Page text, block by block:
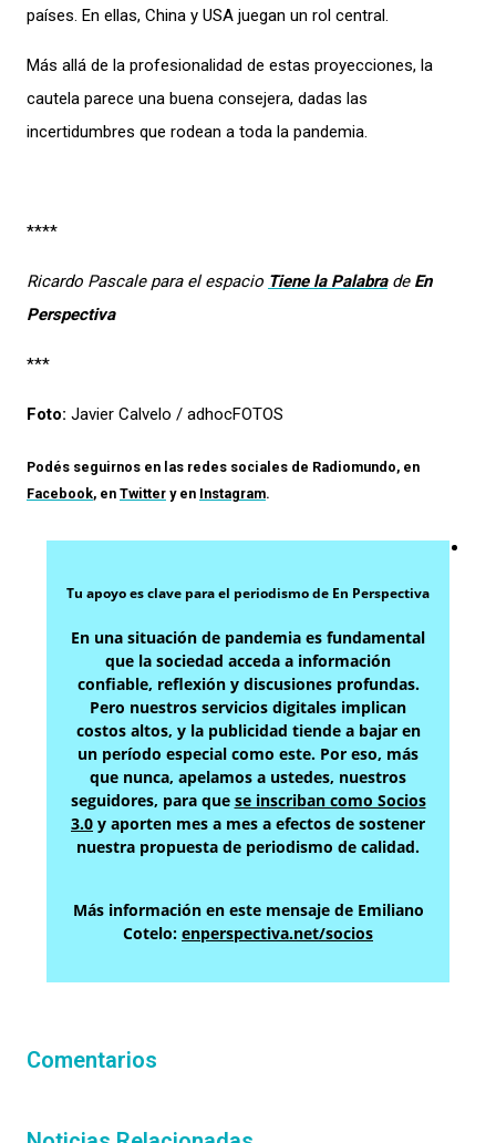
países. En ellas, China y USA juegan un rol central.
Más allá de la profesionalidad de estas proyecciones, la
cautela parece una buena consejera, dadas las
incertidumbres que rodean a toda la pandemia.
****
Ricardo Pascale para el espacio Tiene la Palabrade En
Perspectiva
***
Foto: Javier Calvelo / adhocFOTOS
Podés seguirnos en las redes sociales de Radiomundo, en
Facebook, en Twitter y en Instagram.
Tu apoyo es clave para el periodismo de En Perspectiva
En una situación de pandemia es fundamental
que la sociedad acceda a información
confiable, reflexión y discusiones profundas.
Pero nuestros servicios digitales implican
costos altos, y la publicidad tiende a bajar en
un período especial como este. Por eso, más
que nunca, apelamos a ustedes, nuestros
seguidores, para que se inscriban como Socios
3.0 y aporten mes a mes a efectos de sostener
nuestra propuesta de periodismo de calidad.
Más información en este mensaje de Emiliano
Cotelo: enperspectiva.net/socios
Comentarios